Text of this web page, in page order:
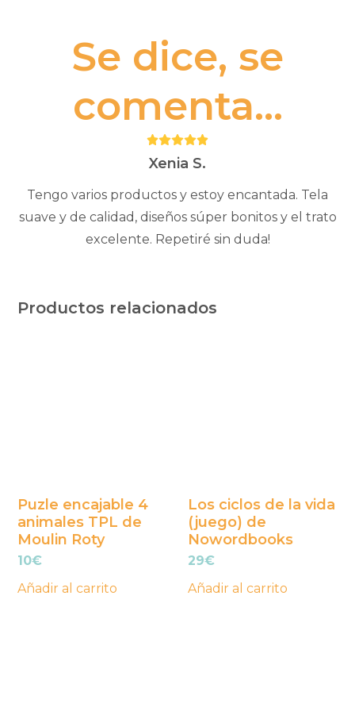
Se dice, se
comenta...
Puntuación:
5Xenia S.
Tengo varios productos y estoy encantada. Tela
suave y de calidad, diseños súper bonitos y el trato
excelente. Repetiré sin duda!
Productos relacionados
Puzle encajable 4
animales TPL de
Moulin Roty
10€
Añadir al carrito
Los ciclos de la vida
(juego) de
Nowordbooks
29€
Añadir al carrito